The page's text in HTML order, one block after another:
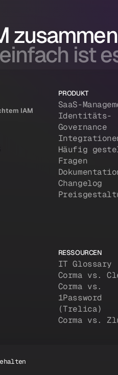
zusammen
ist
IAM
PRODUKT
SaaS-
Identitäts-
Governance
Häufig
Fragen
Changelog
RESSOURCEN
IT Glossary
Corma vs.
Corma vs.
1Password
(Trelica)
Corma vs.